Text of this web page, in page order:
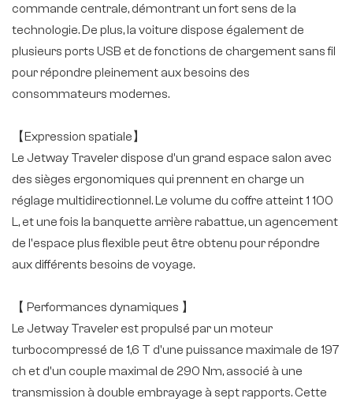
commande centrale, démontrant un fort sens de la
technologie. De plus, la voiture dispose également de
plusieurs ports USB et de fonctions de chargement sans fil
pour répondre pleinement aux besoins des
consommateurs modernes.
【Expression spatiale】
Le Jetway Traveler dispose d'un grand espace salon avec
des sièges ergonomiques qui prennent en charge un
réglage multidirectionnel. Le volume du coffre atteint 1 100
L, et une fois la banquette arrière rabattue, un agencement
de l'espace plus flexible peut être obtenu pour répondre
aux différents besoins de voyage.
【 Performances dynamiques 】
Le Jetway Traveler est propulsé par un moteur
turbocompressé de 1,6 T d'une puissance maximale de 197
ch et d'un couple maximal de 290 Nm, associé à une
transmission à double embrayage à sept rapports. Cette